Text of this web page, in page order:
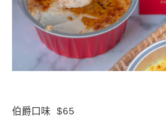
伯爵口味 $65